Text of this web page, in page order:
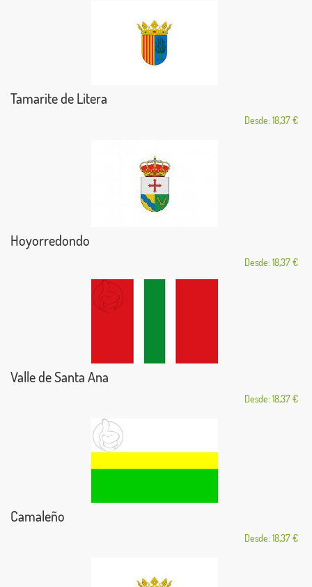
Tamarite de Litera
Desde: 18,37 €
Hoyorredondo
Desde: 18,37 €
Valle de Santa Ana
Desde: 18,37 €
Camaleño
Desde: 18,37 €